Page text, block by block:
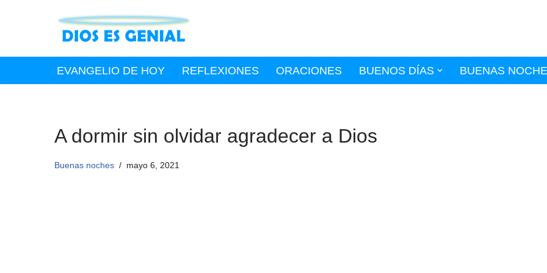
EVANGELIO DE HOY REFLEXIONES ORACIONES BUENOS DÍAS BUENAS
A dormir sin olvidar agradecer a Dios
Buenas noches mayo 6, 2021